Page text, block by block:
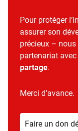
Pour protéger
assurer son
précieux –
partenariat avec
partage.
Merci d’avance.
Faire un don